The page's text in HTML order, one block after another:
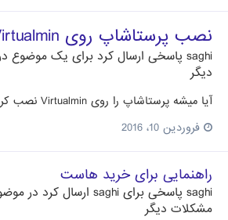
نصب پرستاشاپ روی Virtualmin
saghi پاسخی ارسال کرد برای یک موضوع
دیگر
آیا میشه پرستاشاپ را روی Virtualmin نصب کرد؟
فروردین 10، 2016
راهنمایی برای خرید هاست
saghi پاسخی برای saghi ارسال کرد در
مشکلات دیگر